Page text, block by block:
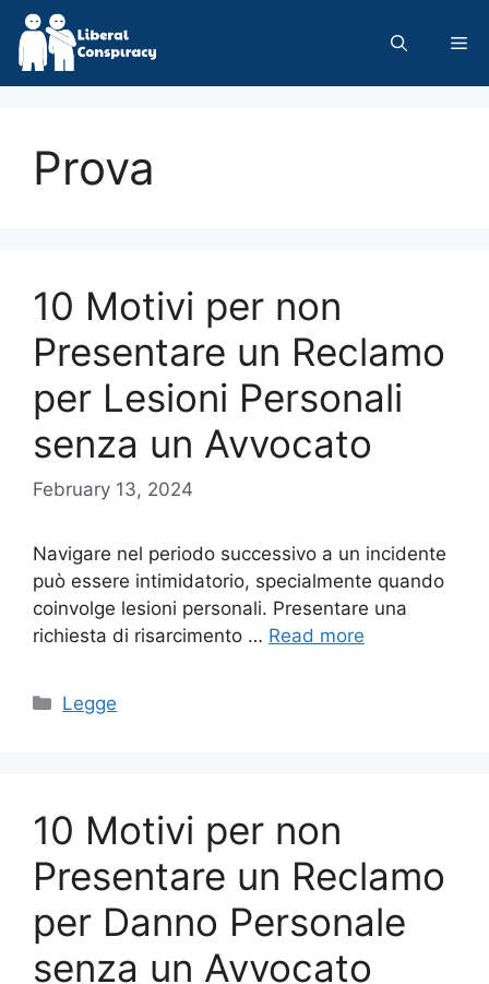
Skip
content
Prova
10 Motivi per non
Presentare un Reclamo
per Lesioni Personali
senza un Avvocato
February 13, 2024
Navigare nel periodo successivo a un incidente
può essere intimidatorio, specialmente quando
coinvolge lesioni personali. Presentare una
richiesta di risarcimento … Read more
Categories
Legge
10 Motivi per non
Presentare un Reclamo
per Danno Personale
senza un Avvocato